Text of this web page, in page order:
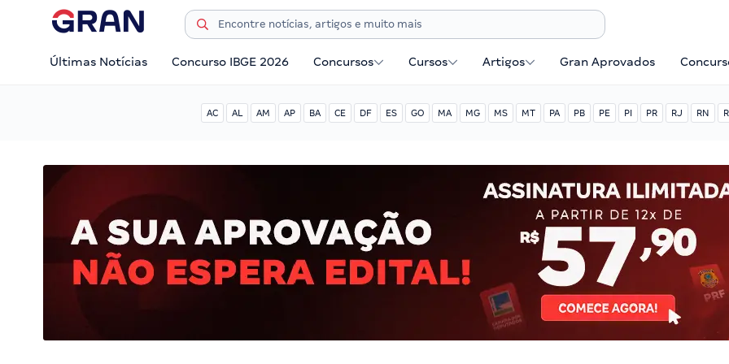
Últimas Notícias Concurso IBGE 2026 Concursos Cursos Artigos Gran Aprovados
AC AL AM AP BA CE DF ES GO MA MG MS MT PA PB PE PI PR RJ RN